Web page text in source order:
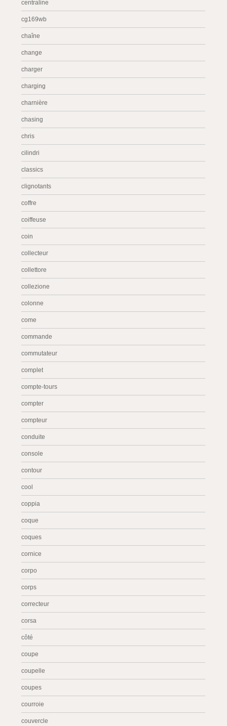
centraline
cg169wb
chaîne
change
charger
charging
charnière
chasing
chris
cilindri
classics
clignotants
coffre
coiffeuse
coin
collecteur
collettore
collezione
colonne
come
commande
commutateur
complet
compte-tours
compter
compteur
conduite
console
contour
cool
coppia
coque
coques
cornice
corpo
corps
correcteur
corsa
côté
coupe
coupelle
coupes
courroie
couvercle